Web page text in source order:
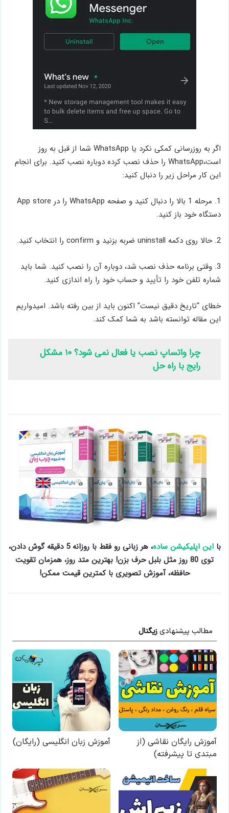
اگر به روزرسانی کمکی نکرد یا WhatsApp شما از قبل به روز
است،WhatsApp را حذف نصب کرده دوباره نصب کنید. برای انجام
این کار مراحل زیر را دنبال کنید:
1. مرحله 1 بالا را دنبال کنید و صفحه WhatsApp را در App store
دستگاه خود باز کنید.
2. حالا روی دکمه uninstall ضربه بزنید و confirm را انتخاب کنید.
3. وقتی برنامه حذف نصب شد، دوباره آن را نصب کنید. شما باید
شماره تلفن خود را تأیید و حساب خود را راه اندازی کنید.
خطای “تاریخ دقیق نیست” اکنون باید از بین رفته باشد. امیدواریم
این مقاله توانسته باشد به شما کمک کند.
چرا واتساپ نصب یا فعال نمی شود؟ ۱۰ مشکل
رایج با راه حل
بااین اپلیکیشن ساده
، هر زبانی رو فقط با روزانه 5 دقیقه گوش دادن،
توی 80 روز مثل بلبل حرف بزن! بهترین متد روز، همزمان تقویت
حافظه، آموزش تصویری با کمترین قیمت ممکن!